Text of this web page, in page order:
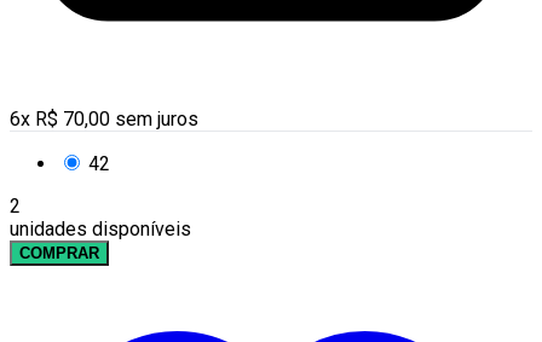
6x R$ 70,00 sem juros
42
2
unidades disponíveis
COMPRAR